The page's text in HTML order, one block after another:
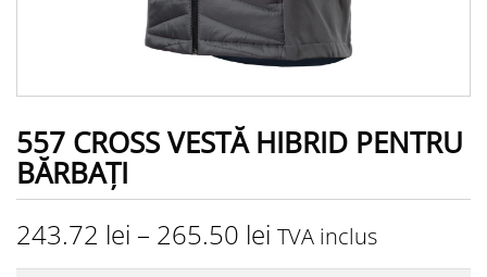
557 CROSS VESTĂ HIBRID PENTRU
BĂRBAŢI
243.72 lei – 265.50 lei TVA inclus